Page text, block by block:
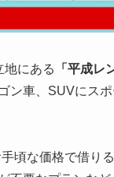
地にある 「平成レ
ン車、SUVにス
頃な価格で借り